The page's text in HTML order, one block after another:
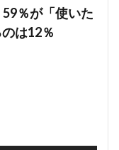
％が「使いた
は12％